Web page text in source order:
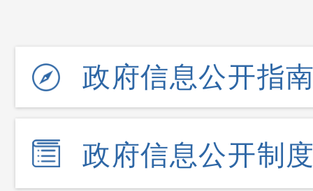
政府信息公开指
政府信息公开制